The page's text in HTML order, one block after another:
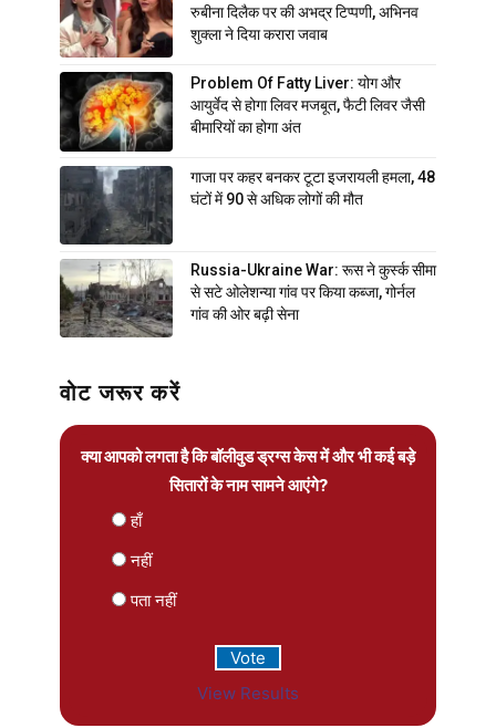
रुबीना दिलैक पर की अभद्र टिप्पणी, अभिनव
शुक्ला ने दिया करारा जवाब
Problem Of Fatty Liver: योग और
आयुर्वेद से होगा लिवर मजबूत, फैटी लिवर जैसी
बीमारियों का होगा अंत
गाजा पर कहर बनकर टूटा इजरायली हमला, 48
घंटों में 90 से अधिक लोगों की मौत
Russia-Ukraine War: रूस ने कुर्स्क सीमा
से सटे ओलेशन्या गांव पर किया कब्जा, गोर्नल
गांव की ओर बढ़ी सेना
वोट जरूर करें
क्या आपको लगता है कि बॉलीवुड ड्रग्स केस में और भी कई बड़े
सितारों के नाम सामने आएंगे?
हाँ
नहीं
पता नहीं
View Results